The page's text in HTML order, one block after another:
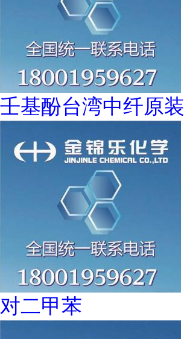
壬基酚台湾中纤原装
对二甲苯